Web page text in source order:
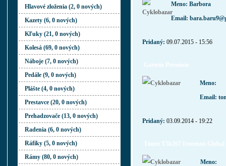
Hlavové zloženia (2, 0 nových)
Kazety (6, 0 nových)
Kľuky (21, 0 nových)
Kolesá (69, 0 nových)
Náboje (7, 0 nových)
Pedále (9, 0 nových)
Plášte (4, 0 nových)
Prestavce (20, 0 nových)
Prehadzovače (13, 0 nových)
Radenia (6, 0 nových)
Ráfiky (5, 0 nových)
Rámy (80, 0 nových)
Meno: Barbora
Email:
Pridaný: 09.07.2015 - 15:56
Garmin Premium
Meno:
Email:
Pridaný: 03.09.2014 - 19:22
Timex T5k267 Ironman
Meno: